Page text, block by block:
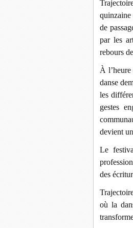
quinzaine
de
par les
rebours
À
danse
les
gestes
devient
Le
des
où la